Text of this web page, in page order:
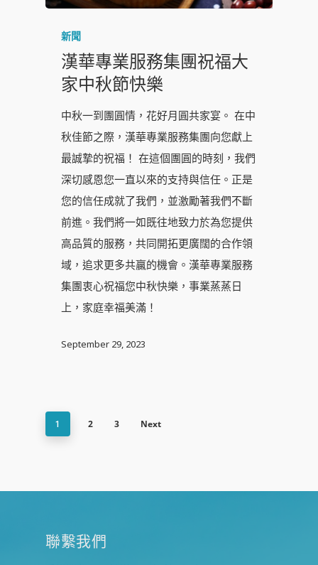
新聞
漢華專業服務集團祝福大
家中秋節快樂
中秋一到團圓情，花好月圓共家宴。 在中
秋佳節之際，漢華專業服務集團向您獻上
最誠摯的祝福！ 在這個團圓的時刻，我們
深切感恩您一直以來的支持與信任。正是
您的信任成就了我們，並激勵著我們不斷
前進。我們將一如既往地致力於為您提供
高品質的服務，共同開拓更廣闊的合作領
域，追求更多共贏的機會。漢華專業服務
集團衷心祝福您中秋快樂，事業蒸蒸日
上，家庭幸福美滿！
September 29, 2023
1 2 3 Next
聯繫我們